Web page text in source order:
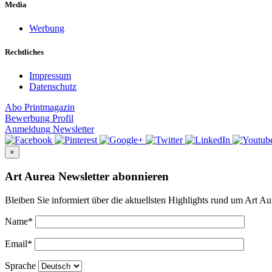
Media
Werbung
Rechtliches
Impressum
Datenschutz
Abo Printmagazin
Bewerbung Profil
Anmeldung Newsletter
×
Art Aurea Newsletter abonnieren
Bleiben Sie informiert über die aktuellsten Highlights rund um Art
Name*
Email*
Sprache